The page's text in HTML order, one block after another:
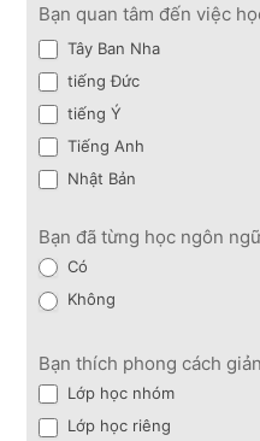
Bạn quan tâm đến việc
Tây Ban Nha
tiếng Đức
tiếng Ý
Tiếng Anh
Nhật Bản
Bạn đã từng học ngôn
Có
Không
Bạn thích phong cách
Lớp học nhóm
Lớp học riêng